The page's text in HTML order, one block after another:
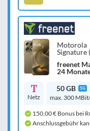
Motorola
Signature
freenet
24
Netz
50 GB 5G
max. 300
150,00 € Bonus bei
Anschlussgebühr